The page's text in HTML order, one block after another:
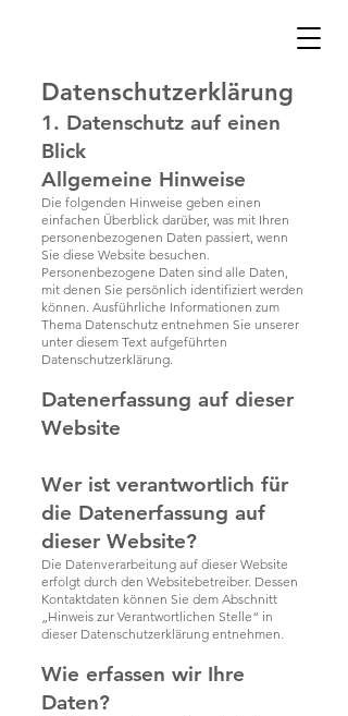
Datenschutz­erklärung
1. Datenschutz auf einen
Blick
Allgemeine Hinweise
Die folgenden Hinweise geben einen
einfachen Überblick darüber, was mit Ihren
personenbezogenen Daten passiert, wenn
Sie diese Website besuchen.
Personenbezogene Daten sind alle Daten,
mit denen Sie persönlich identifiziert werden
können. Ausführliche Informationen zum
Thema Datenschutz entnehmen Sie unserer
unter diesem Text aufgeführten
Datenschutzerklärung.
Datenerfassung auf dieser
Website
Wer ist verantwortlich für
die Datenerfassung auf
dieser Website?
Die Datenverarbeitung auf dieser Website
erfolgt durch den Websitebetreiber. Dessen
Kontaktdaten können Sie dem Abschnitt
„Hinweis zur Verantwortlichen Stelle“ in
dieser Datenschutzerklärung entnehmen.
Wie erfassen wir Ihre
Daten?